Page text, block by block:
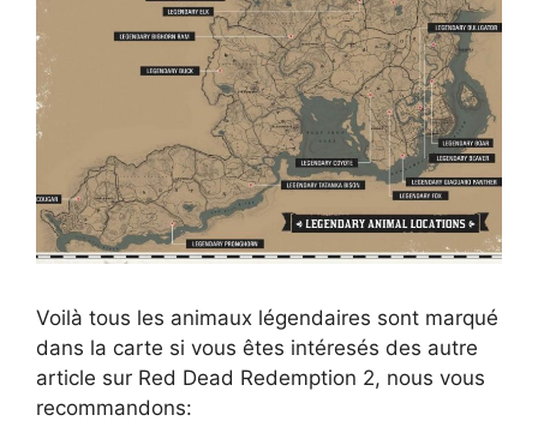
Voilà tous les animaux légendaires sont marqué
dans la carte si vous êtes intéresés des autre
article sur Red Dead Redemption 2, nous vous
recommandons: